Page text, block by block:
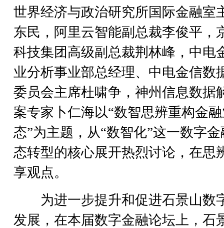
世界经济与政治研究所国际金融室
东民，阿里云智能副总裁李俊平，
科技集团高级副总裁荆林峰，中电
业分析事业部总经理、中电金信数
委员会主席杜啸争，神州信息数据
案专家卜仁海以“数智思辨重构金
态”为主题，从“数智化”这一数字
态转型的核心展开热烈讨论，在思
享观点。
为进一步提升和促进石景山数
发展，在本届数字金融论坛上，石